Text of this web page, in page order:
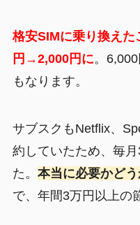
格安SIMに乗り換え
円→2,000円に。
もなります。
サブスクもNetflix、
約していたため、毎
た。 本当に必要かど
で、年間3万円以上の